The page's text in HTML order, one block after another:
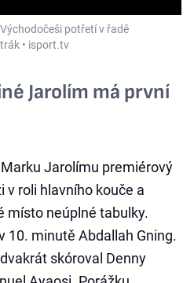
potřetí v řadě
• isport.tv
Jarolím má první
Jarolímu premiérový
roli hlavního kouče a
místo neúplné tabulky.
10. minutě Abdallah Gning.
skóroval Denny